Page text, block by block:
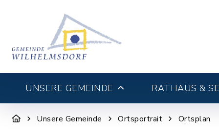
UNSERE GEMEINDE RATHAUS &
Unsere Gemeinde Ortsportrait Ortsplan